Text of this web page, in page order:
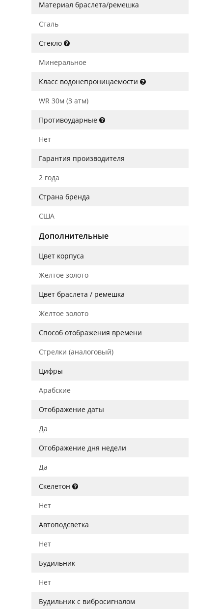
Материал браслета/ремешка
Сталь
Стекло
Минеральное
Класс водонепроницаемости
WR 30м (3 атм)
Противоударные
Нет
Гарантия производителя
2 года
Страна бренда
США
Дополнительные
Цвет корпуса
Желтое золото
Цвет браслета / ремешка
Желтое золото
Способ отображения времени
Стрелки (аналоговый)
Цифры
Арабские
Отображение даты
Да
Отображение дня недели
Да
Скелетон
Нет
Автоподсветка
Нет
Будильник
Нет
Будильник с вибросигналом